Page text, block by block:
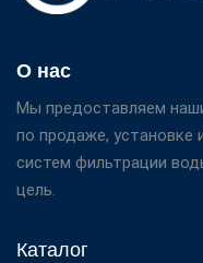
О нас
Мы предоставляем
по продаже, установке
систем фильтрации
цель.
Каталог